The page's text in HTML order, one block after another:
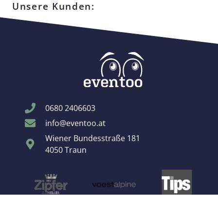
Unsere Kunden:
0680 2406603
info@eventoo.at
Wiener Bundesstraße 181
4050 Traun